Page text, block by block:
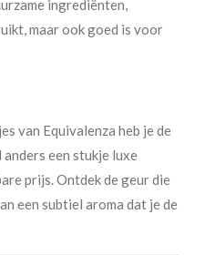
ingrediënten,
maar ook goed is voor
van Equivalenza heb je de
een stukje luxe
prijs. Ontdek de geur die
een subtiel aroma dat je de